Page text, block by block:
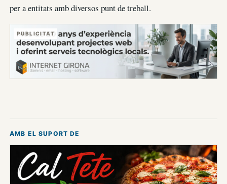
per a entitats amb diversos punt de treball.
PUBLICITAT
AMB EL SUPORT DE